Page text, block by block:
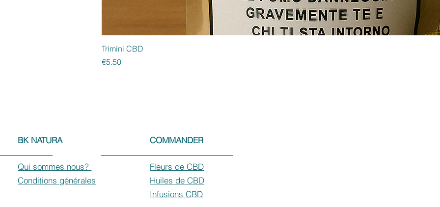
Trimini CBD
Price
€5.50
BK NATURA
Qui sommes nous?
Conditions générales
COMMANDER
Fleurs de CBD
Huiles de CBD
Infusions CBD